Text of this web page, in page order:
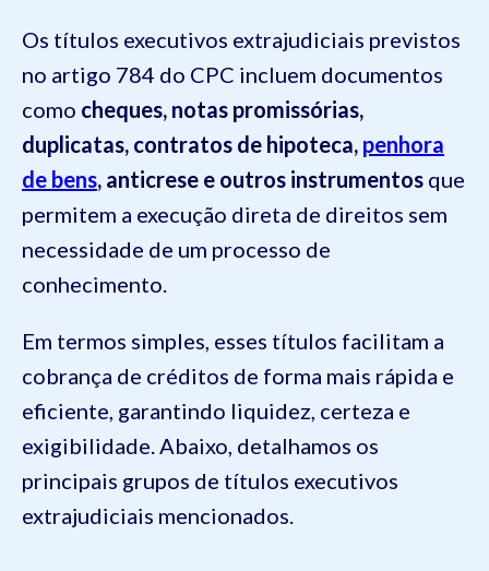
Os títulos executivos extrajudiciais previstos
no artigo 784 do CPC incluem documentos
como cheques, notas promissórias,
duplicatas, contratos de hipoteca, penhora
de bens, anticrese e outros instrumentos que
permitem a execução direta de direitos sem
necessidade de um processo de
conhecimento.
Em termos simples, esses títulos facilitam a
cobrança de créditos de forma mais rápida e
eficiente, garantindo liquidez, certeza e
exigibilidade. Abaixo, detalhamos os
principais grupos de títulos executivos
extrajudiciais mencionados.